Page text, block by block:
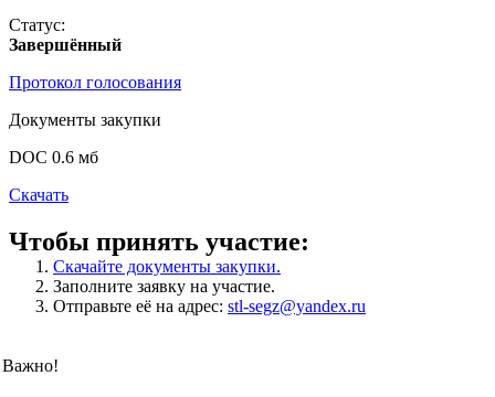
Статус:
Завершённый
Протокол голосования
Документы закупки
DOC 0.6 мб
Скачать
Чтобы принять участие:
Скачайте документы закупки.
Заполните заявку на участие.
Отправьте её на адрес: stl-segz@yandex.ru
Важно!